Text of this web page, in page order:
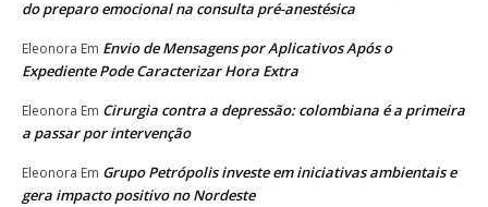
do preparo emocional na consulta pré-anestésica
Eleonora Em Envio de Mensagens por Aplicativos Após o
Expediente Pode Caracterizar Hora Extra
Eleonora Em Cirurgia contra a depressão: colombiana é a primeira
a passar por intervenção
Eleonora Em Grupo Petrópolis investe em iniciativas ambientais e
gera impacto positivo no Nordeste